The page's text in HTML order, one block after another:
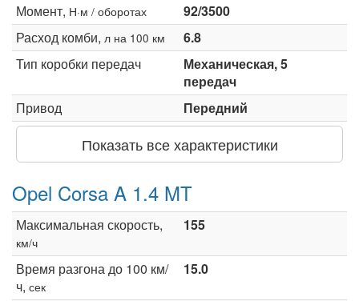
Момент, Н·м / оборотах
92/3500
Расход комби, л на 100 км
6.8
Тип коробки передач
Механическая, 5
передач
Привод
Передний
Показать все характеристики
Opel Corsa A 1.4 MT
Максимальная скорость,
км/ч
155
Время разгона до 100 км/
ч, сек
15.0